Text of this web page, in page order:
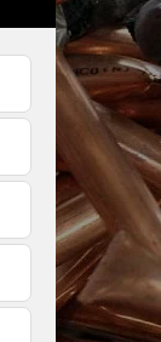
véhicule
42